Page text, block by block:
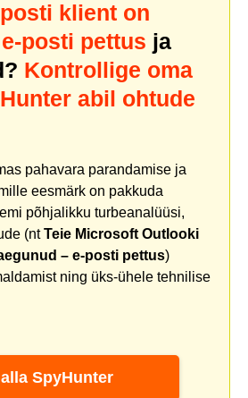
klient on
posti pettus ja
Kontrollige oma
abil ohtude
pahavara parandamise ja
eesmärk on pakkuda
põhjalikku turbeanalüüsi,
(ntTeie Microsoft Outlooki
– e-posti pettus)
ning üks-ühele tehnilise
SpyHunter